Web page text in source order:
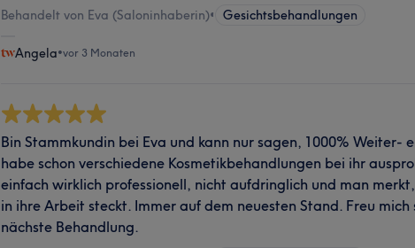
Behandelt von Eva (Saloninhaberin)• Gesichtsbehandlungen
Angela•vor 3 Monaten
Bin Stammkundin bei Eva und kann nur sagen, 1000% Weiter-
habe schon verschiedene Kosmetikbehandlungen bei ihr
einfach wirklich professionell, nicht aufdringlich und man
in ihre Arbeit steckt. Immer auf dem neuesten Stand. Freu mich
nächste Behandlung.